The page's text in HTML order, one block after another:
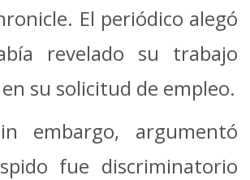
El periódico alegó
revelado su trabajo
su solicitud de empleo.
embargo, argumentó
fue discriminatorio